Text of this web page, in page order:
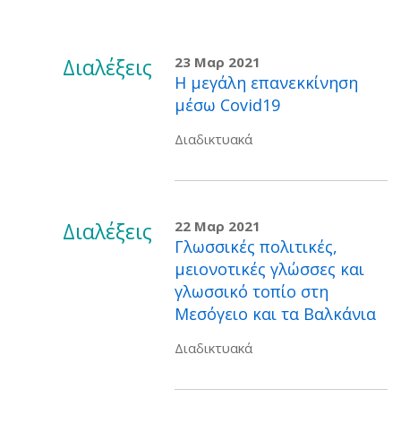
Διαλέξεις 23 Μαρ 2021
Η μεγάλη επανεκκίνηση
μέσω Covid19
Διαδικτυακά
Διαλέξεις 22 Μαρ 2021
Γλωσσικές πολιτικές,
μειονοτικές γλώσσες και
γλωσσικό τοπίο στη
Μεσόγειο και τα Βαλκάνια
Διαδικτυακά